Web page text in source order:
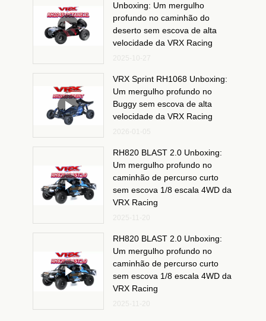
Unboxing: Um mergulho
profundo no caminhão do
deserto sem escova de alta
velocidade da VRX Racing
VRX Sprint RH1068 Unboxing:
Um mergulho profundo no
Buggy sem escova de alta
velocidade da VRX Racing
RH820 BLAST 2.0 Unboxing:
Um mergulho profundo no
caminhão de percurso curto
sem escova 1/8 escala 4WD da
VRX Racing
RH820 BLAST 2.0 Unboxing:
Um mergulho profundo no
caminhão de percurso curto
sem escova 1/8 escala 4WD da
VRX Racing